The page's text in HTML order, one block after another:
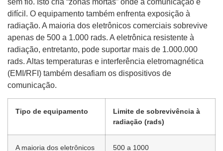
sem fio. Isto cria “zonas mortas” onde a comunicação é
difícil. O equipamento também enfrenta exposição à
radiação. A maioria dos eletrônicos comerciais sobrevive
apenas de 500 a 1.000 rads. A eletrônica resistente à
radiação, entretanto, pode suportar mais de 1.000.000
rads. Altas temperaturas e interferência eletromagnética
(EMI/RFI) também desafiam os dispositivos de
comunicação.
Tipo de equipamento
Limite de sobrevivência à
radiação (rads)
A maioria dos eletrônicos
500 a 1000